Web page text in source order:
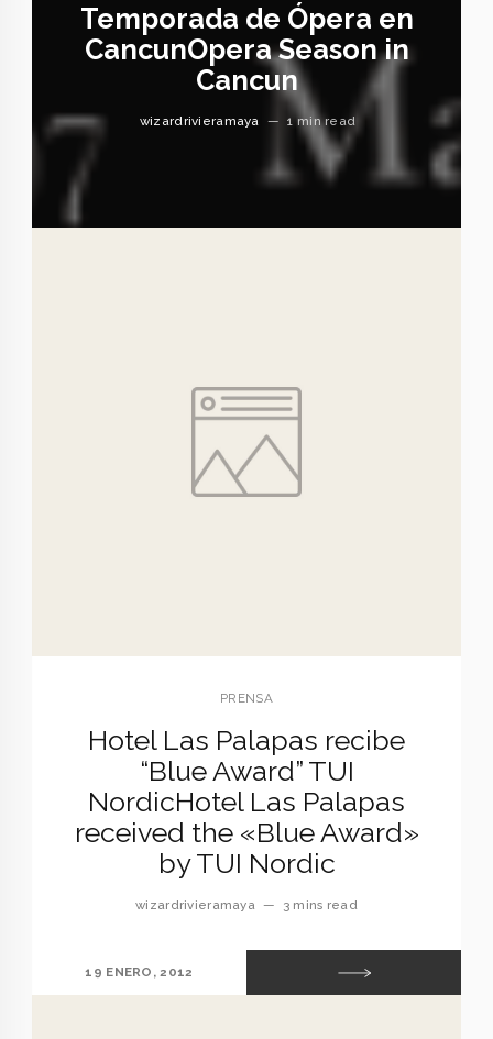
Temporada de Ópera en
CancunOpera Season in
Cancun
wizardrivieramaya — 1 min read
PRENSA
Hotel Las Palapas recibe
“Blue Award” TUI
NordicHotel Las Palapas
received the «Blue Award»
by TUI Nordic
wizardrivieramaya — 3 mins read
19 ENERO, 2012